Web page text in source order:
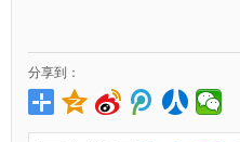
分享到：